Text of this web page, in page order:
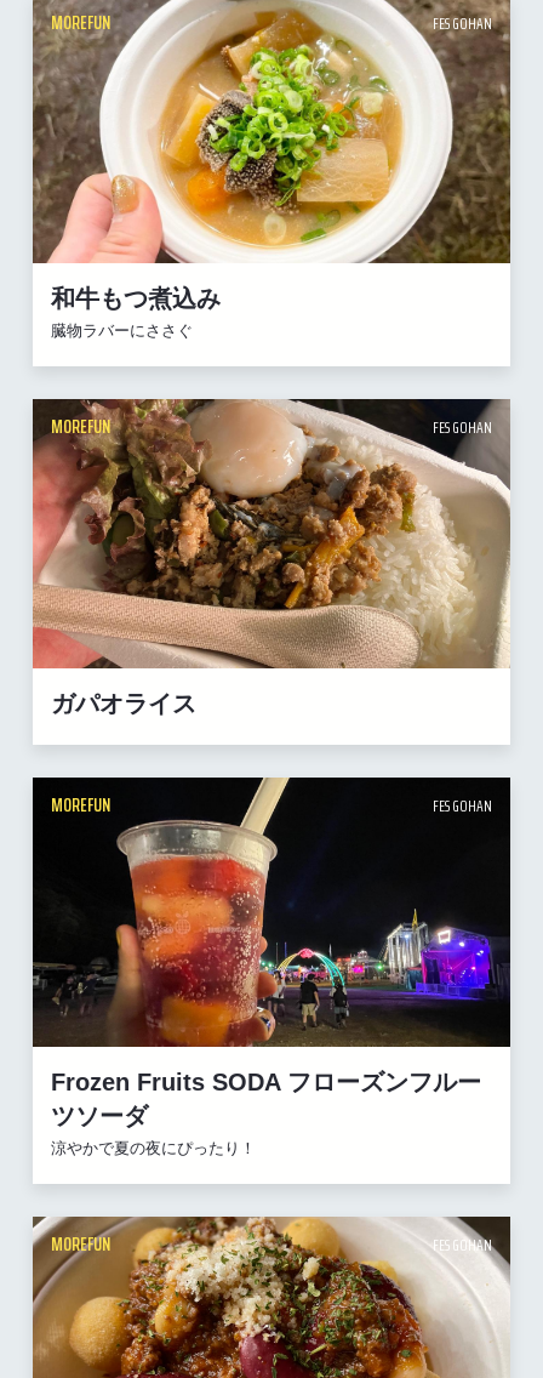
MOREFUN FES GOHAN
和牛もつ煮込み
臓物ラバーにささぐ
MOREFUN FES GOHAN
ガパオライス
MOREFUN FES GOHAN
Frozen Fruits SODA フローズンフルー
ツソーダ
涼やかで夏の夜にぴったり！
MOREFUN FES GOHAN